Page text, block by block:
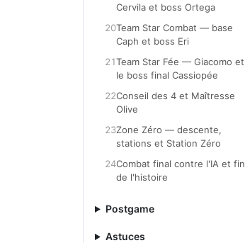
Cervila et boss Ortega
20Team Star Combat — base
Caph et boss Eri
21Team Star Fée — Giacomo et
le boss final Cassiopée
22Conseil des 4 et Maîtresse
Olive
23Zone Zéro — descente,
stations et Station Zéro
24Combat final contre l'IA et fin
de l'histoire
Postgame
Astuces